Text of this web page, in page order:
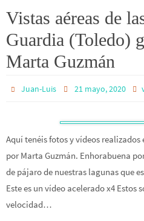
Vistas aéreas de
Guardia (Toledo)
Marta Guzmán
Juan-Luis 21 mayo, 2020
Aquí tenéis fotos y vídeos realizados
por Marta Guzmán. Enhorabuena
de pájaro de nuestras lagunas que
Este es un vídeo acelerado x4 Estos
velocidad…